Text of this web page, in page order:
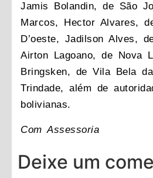
Jamis Bolandin, de São
Marcos, Hector Alvares,
D’oeste, Jadilson Alves,
Airton Lagoano, de Nova
Bringsken, de Vila Bela
Trindade, além de
bolivianas.
Com Assessoria
Deixe um